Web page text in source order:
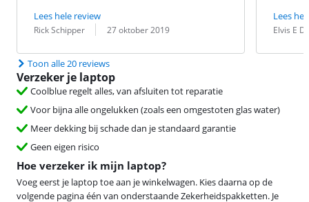
Lees hele review
Beoordeling door:
Rick Schipper
Datum: 27 oktober 2019
Lees
Elvis E
Datum:
Toon alle 20 reviews
Verzeker je laptop
Coolblue regelt alles, van afsluiten tot reparatie
Voor bijna alle ongelukken (zoals een omgestoten glas water)
Meer dekking bij schade dan je standaard garantie
Geen eigen risico
Hoe verzeker ik mijn laptop?
Voeg eerst je laptop toe aan je winkelwagen. Kies daarna op de
volgende pagina één van onderstaande Zekerheidspakketten. Je